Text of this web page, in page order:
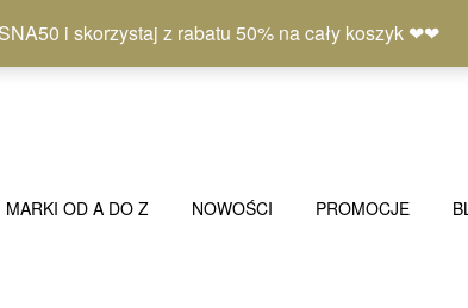
i skorzystaj z rabatu 50% na cały koszyk ❤❤Moje
MARKI OD A DO Z NOWOŚCI PROMOCJE